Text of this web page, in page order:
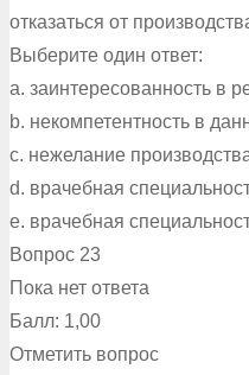
отказаться от
Выберите один ответ:
a. заинтересованность в
b. некомпетентность в
c. нежелание
d. врачебная
e. врачебная
Вопрос 23
Пока нет ответа
Балл: 1,00
Отметить вопрос